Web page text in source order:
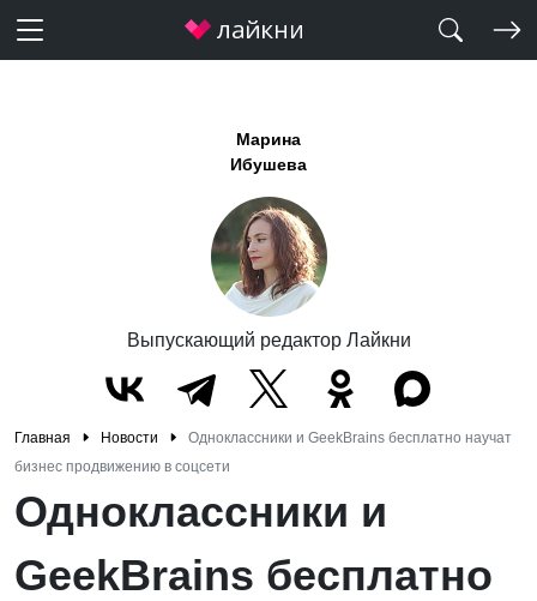
Марина
Ибушева
Выпускающий редактор Лайкни
Главная Новости
Одноклассники и GeekBrains бесплатно научат
бизнес продвижению в соцсети
Одноклассники и
GeekBrains бесплатно